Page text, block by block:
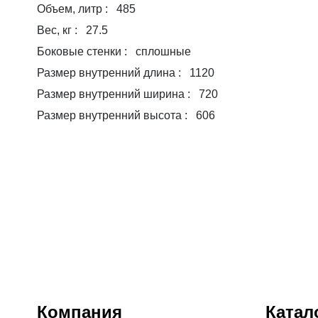
Объем, литр : 485
Вес, кг : 27.5
Боковые стенки : сплошные
Размер внутренний длина : 1120
Размер внутренний ширина : 720
Размер внутренний высота : 606
Компания